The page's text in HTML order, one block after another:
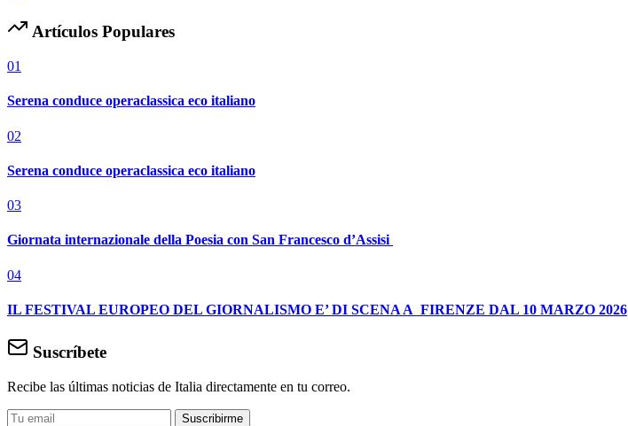
Artículos Populares
01
Serena conduce operaclassica eco italiano
02
Serena conduce operaclassica eco italiano
03
Giornata internazionale della Poesia con San Francesco d’Assisi
04
IL FESTIVAL EUROPEO DEL GIORNALISMO E’ DI SCENA A FIRENZE DAL 10 MARZO 2026
Suscríbete
Recibe las últimas noticias de Italia directamente en tu correo.
Suscribirme